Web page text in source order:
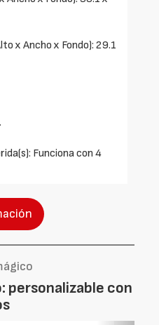
x Ancho x Fondo): 29.1
Funciona con 4
personalizable con